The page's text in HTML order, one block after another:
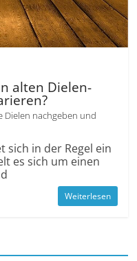
alten Dielen­
nachgeben und
sich in der Regel ein
es sich um einen
Weiterlesen